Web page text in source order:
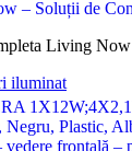
Living Now
iluminat